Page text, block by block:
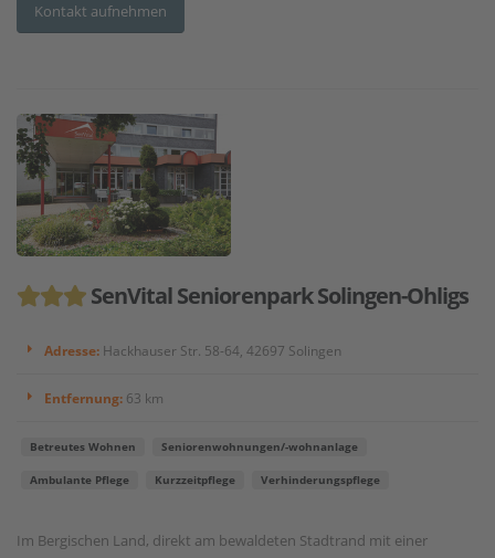
Kontakt aufnehmen
SenVital Seniorenpark Solingen-Ohligs
Adresse: Hackhauser Str. 58-64, 42697 Solingen
Entfernung: 63 km
Betreutes Wohnen Seniorenwohnungen/-wohnanlage
Ambulante Pflege Kurzzeitpflege Verhinderungspflege
Im Bergischen Land, direkt am bewaldeten Stadtrand mit einer